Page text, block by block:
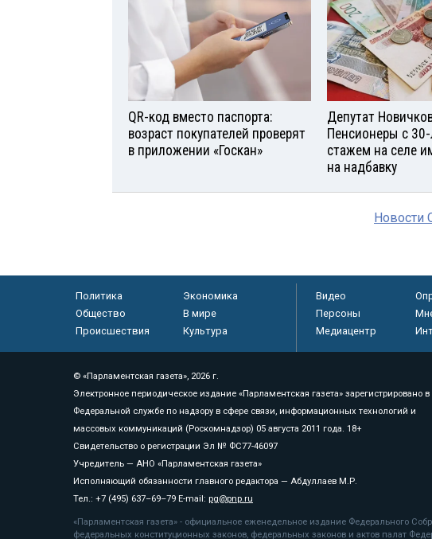
QR-код вместо паспорта:
возраст покупателей проверят
в приложении «Госкан»
Депутат
Пенсионеры с
стажем на селе
на надбавку
Новости
Политика
Экономика
Общество
В мире
Происшествия
Культура
Видео
Персоны
Медиацентр
© «Парламентская газета», 2026 г.
Электронное периодическое издание «Парламентская газета» зарегистрировано в
Федеральной службе по надзору в сфере связи, информационных технологий и
массовых коммуникаций (Роскомнадзор) 05 августа 2011 года. 18+
Свидетельство о регистрации Эл № ФС77-46097
Учредитель — АНО «Парламентская газета»
Исполняющий обязанности главного редактора — Абдуллаев М.Р.
Тел.: +7 (495) 637–69–79 E-mail: pg@pnp.ru
«Парламентская газета» - официальное еженедельное издание Федерального
федеральных конституционных законов, федеральных законов и актов палат